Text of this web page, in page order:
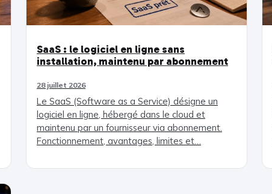
SaaS : le logiciel en ligne sans
installation, maintenu par abonnement
28 juillet 2026
Le SaaS (Software as a Service) désigne un
logiciel en ligne, hébergé dans le cloud et
maintenu par un fournisseur via abonnement.
Fonctionnement, avantages, limites et…